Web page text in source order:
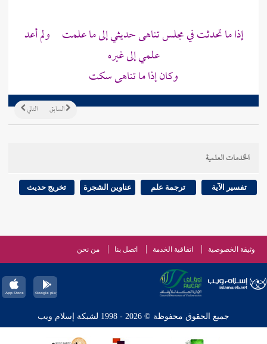
إذا ما تحدثت في مجلس تناهى حديثي إلى ما علمت ولم أعد
علمي إلى غيره
وكان إذا ما تناهى سكت
التالي السابق
الخدمات العلمية
تفسير الآية ترجمة علم عناوين الشجرة تخريج حديث
وثيقة الخصوصية اتفاقية الخدمة اتصل بنا من نحن
جميع الحقوق محفوظة © 2026 - 1998 لشبكة إسلام ويب